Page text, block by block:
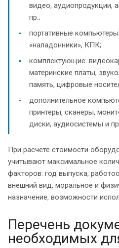
видео, аудиопродукции,
пр.;
портативные
«наладонники», КПК;
комплектующие:
материнские платы,
память, цифровые
дополнительное
принтеры, сканеры,
диски, аудиосистемы и
При расчете стоимости
учитывают максимальное
факторов: год выпуска,
внешний вид, моральное и
назначение, возможности
Перечень
необходимых